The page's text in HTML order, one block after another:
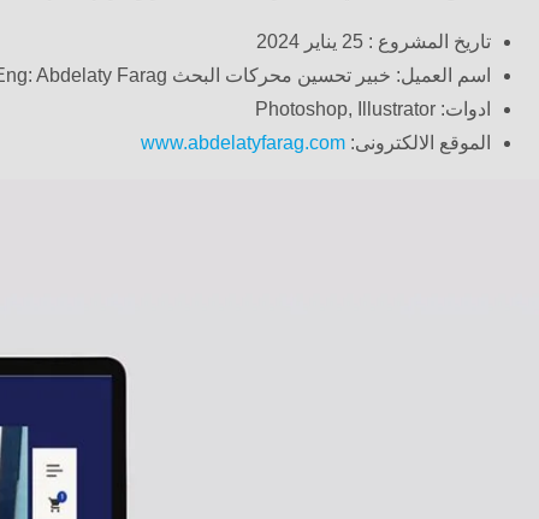
تاريخ المشروع : 25 يناير 2024
اسم العميل: خبير تحسين محركات البحث Eng: Abdelaty Farag
ادوات: Photoshop, Illustrator
الموقع الالكترونى: